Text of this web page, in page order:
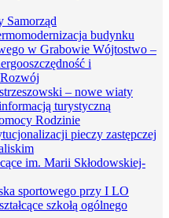
Samorząd
budynku
w Grabowie Wójtostwo –
i
– nowe wiaty
turystyczną
Rodzinie
pieczy zastępczej
im. Marii Skłodowskiej-
sportowego przy I LO
szkołą ogólnego